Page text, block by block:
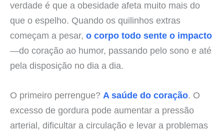
verdade é que a obesidade afeta muito mais do
que o espelho. Quando os quilinhos extras
começam a pesar, o corpo todo sente o impacto
—do coração ao humor, passando pelo sono e até
pela disposição no dia a dia.
O primeiro perrengue? A saúde do coração. O
excesso de gordura pode aumentar a pressão
arterial, dificultar a circulação e levar a problemas